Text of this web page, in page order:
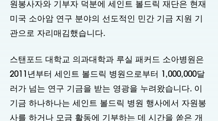
원봉사자와 기부자 덕분에 세인트 볼드릭 재단은 현재
미국 소아암 연구 분야의 선도적인 민간 기금 지원 기
관으로 자리매김했습니다.
스탠포드 대학교 의과대학과 루실 패커드 소아병원은
2011년부터 세인트 볼드릭 병원으로부터 1,000,000달
러가 넘는 연구 기금을 받는 영광을 누려왔습니다. 이
기금 하나하나는 세인트 볼드릭 병원 행사에서 자원봉
사를 하거나 모금 활동에 기부하는 데 시간을 쏟은 개